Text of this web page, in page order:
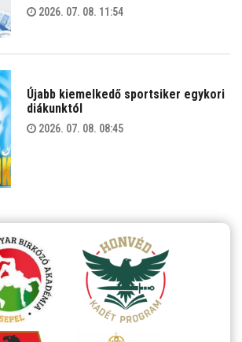
2026. 07. 08. 11:54
Újabb kiemelkedő sportsiker egykori
diákunktól
2026. 07. 08. 08:45